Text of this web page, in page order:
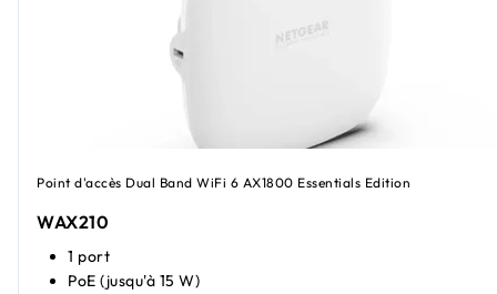
Point d'accès Dual Band WiFi 6 AX1800 Essentials Edition
WAX210
1 port
PoE (jusqu'à 15 W)